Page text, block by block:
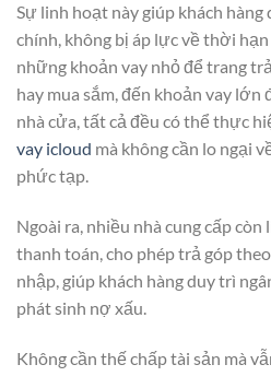
Sự linh hoạt này giúp khách hàng
chính, không bị áp lực về thời
những khoản vay nhỏ để trang
hay mua sắm, đến khoản vay lớn
nhà cửa, tất cả đều có thể thực
vay icloud mà không cần lo ngại
phức tạp.
Ngoài ra, nhiều nhà cung cấp
thanh toán, cho phép trả góp
nhập, giúp khách hàng duy trì
phát sinh nợ xấu.
Không cần thế chấp tài sản mà